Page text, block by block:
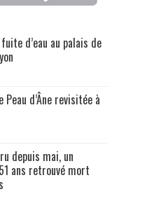
d’eau au palais de
d’Âne revisitée à
depuis mai, un
ans retrouvé mort